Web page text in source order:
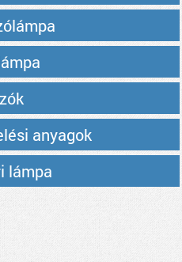
anyagok
lámpa